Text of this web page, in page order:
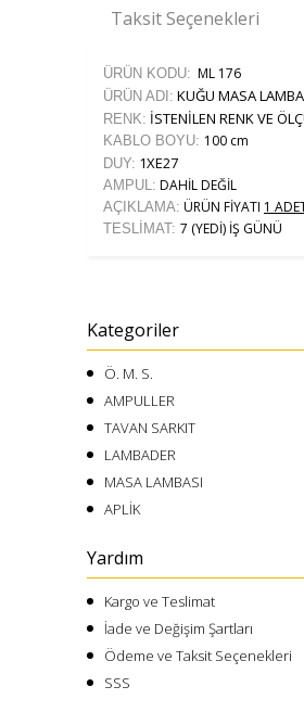
Taksit Seçenekleri
ÜRÜN KODU: ML 176
ÜRÜN ADI: KUĞU MASA
RENK: İSTENİLEN RENK VE
KABLO BOYU: 100 cm
DUY: 1XE27
AMPUL: DAHİL DEĞİL
AÇIKLAMA: ÜRÜN FİYATI 1
TESLİMAT: 7 (YEDİ) İŞ GÜNÜ
Kategoriler
Ö. M. S.
AMPULLER
TAVAN SARKIT
LAMBADER
MASA LAMBASI
APLİK
Yardım
Kargo ve Teslimat
İade ve Değişim Şartları
Ödeme ve Taksit Seçenekleri
SSS